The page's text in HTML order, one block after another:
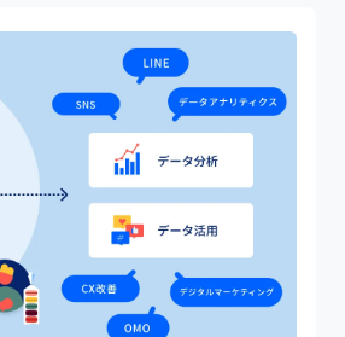
ーアル
の連携）
用
例
料
ミナー
！Meta広告の基礎セミナー